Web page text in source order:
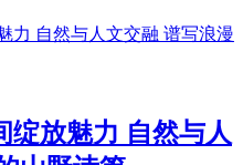
绽放魅力 自然与人